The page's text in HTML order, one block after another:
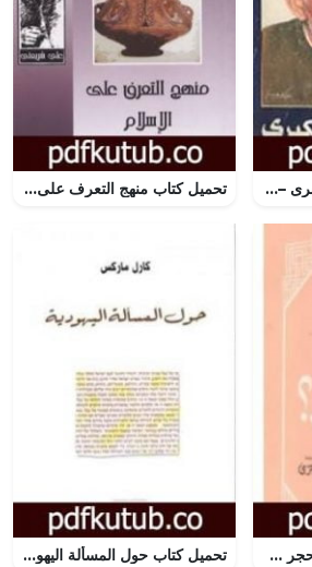
تحميل كتاب المعجزة الكبرى – الإسراء والمعراج PDF تأليف محمد متولي الشعراوي مجانا [كامل] تحميل كتاب منهج التعرف على الإسلام – الآثار الكاملة PDF تأليف علي شريعتي مجانا [كامل]
تحميل كتاب من دحرج الحجر PDF تأليف أحمد ديدات مجانا [كامل] تحميل كتاب حول المسألة اليهودية PDF تأليف كارل ماركس مجانا [كامل]